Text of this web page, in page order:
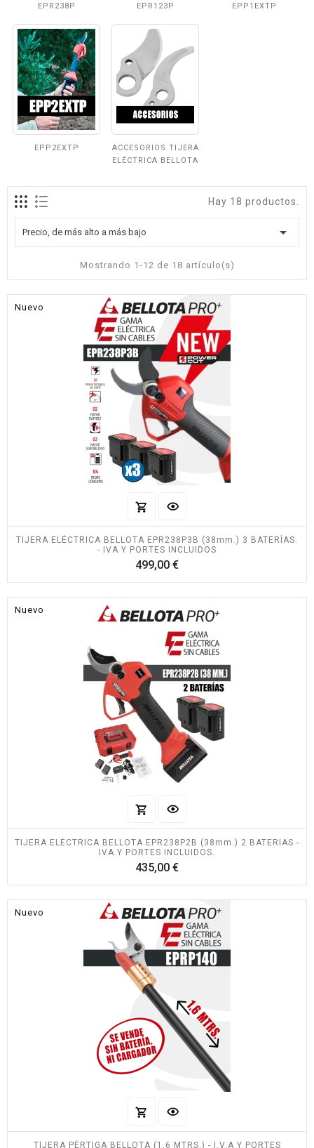
EPR238P EPR123P EPP1EXTP
EPP2EXTP
ACCESORIOS TIJERA
ELÉCTRICA BELLOTA
Hay 18 productos.
Precio, de más alto a más bajo 
Mostrando 1-12 de 18 artículo(s)
Nuevo
TIJERA ELÉCTRICA BELLOTA EPR238P3B (38mm.) 3 BATERÍAS.
- IVA Y PORTES INCLUIDOS
499,00 €Precio
Nuevo
TIJERA ELÉCTRICA BELLOTA EPR238P2B (38mm.) 2 BATERÍAS -
IVA Y PORTES INCLUIDOS.
435,00 €Precio
Nuevo
TIJERA PÉRTIGA BELLOTA (1,6 MTRS.) - I.V.A Y PORTES